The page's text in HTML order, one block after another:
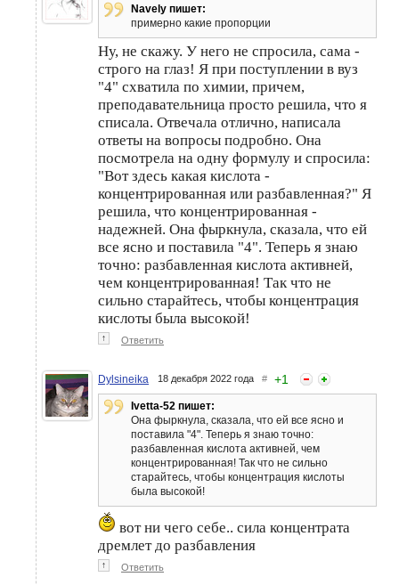
Navely пишет:
примерно какие пропорции
Ну, не скажу. У него не спросила, сама -
строго на глаз! Я при поступлении в вуз
"4" схватила по химии, причем,
преподавательница просто решила, что я
списала. Отвечала отлично, написала
ответы на вопросы подробно. Она
посмотрела на одну формулу и спросила:
"Вот здесь какая кислота -
концентрированная или разбавленная?" Я
решила, что концентрированная -
надежней. Она фыркнула, сказала, что ей
все ясно и поставила "4". Теперь я знаю
точно: разбавленная кислота активней,
чем концентрированная! Так что не
сильно старайтесь, чтобы концентрация
кислоты была высокой!
↑ Ответить
Dylsineika 18 декабря 2022 года # +1
Ivetta-52 пишет:
Она фыркнула, сказала, что ей все ясно и
поставила "4". Теперь я знаю точно:
разбавленная кислота активней, чем
концентрированная! Так что не сильно
старайтесь, чтобы концентрация кислоты
была высокой!
вот ни чего себе.. сила концентрата
дремлет до разбавления
↑ Ответить